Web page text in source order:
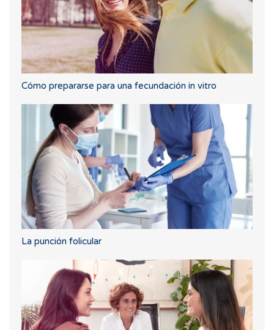
Cómo prepararse para una fecundación in vitro
La punción folicular